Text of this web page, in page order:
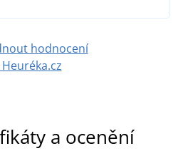
hodnocení
a ocenění